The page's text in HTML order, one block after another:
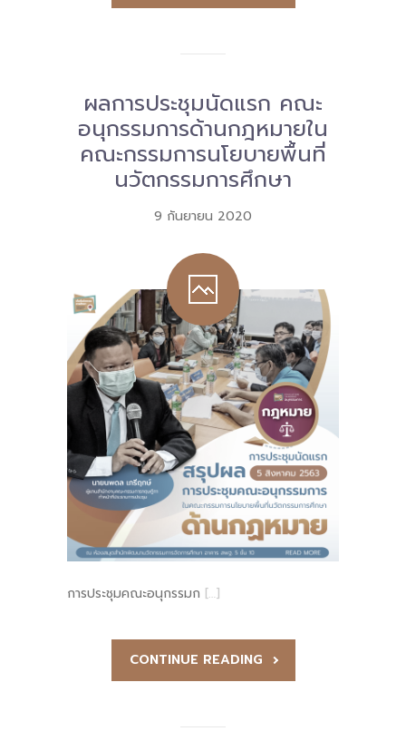
ผลการประชุมนัดแรก คณะ
อนุกรรมการด้านกฎหมายใน
คณะกรรมการนโยบายพื้นที่
นวัตกรรมการศึกษา
9 กันยายน 2020
การประชุมคณะอนุกรรมก […]
CONTINUE READING